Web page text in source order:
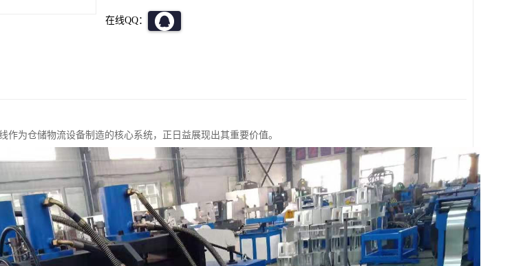
在线QQ：
作为仓储物流设备制造的核心系统，正日益展现出其重要价值。